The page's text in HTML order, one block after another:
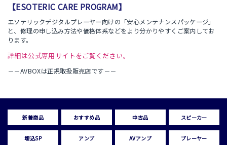
【ESOTERIC CARE PROGRAM】
エソテリックデジタルプレーヤー向けの「安心メンテナンスパッケージ」
と、修理の申し込み方法や価格体系などをより分かりやすくご案内してお
ります。
詳細は公式専用サイトをご覧ください。
－－AVBOXは正規取扱販売店です－－
新着商品 おすすめ品 中古品 スピーカー
埋込SP アンプ AVアンプ プレーヤー